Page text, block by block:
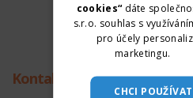
Kontaktní údaje
cookies“ dáte
s.r.o. souhlas s
pro účely
marketingu.
CHCI